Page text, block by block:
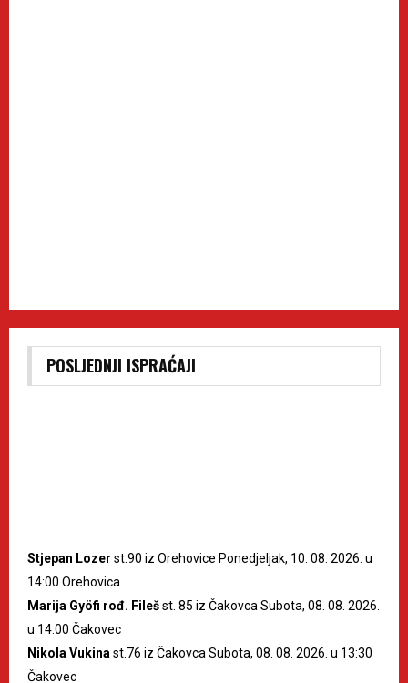
POSLJEDNJI ISPRAĆAJI
Stjepan Lozer st.90 iz Orehovice Ponedjeljak, 10. 08. 2026. u
14:00 Orehovica
Marija Gyöfi rođ. Filešst. 85 iz Čakovca Subota, 08. 08. 2026.
u 14:00 Čakovec
Nikola Vukina st.76 iz Čakovca Subota, 08. 08. 2026. u 13:30
Čakovec